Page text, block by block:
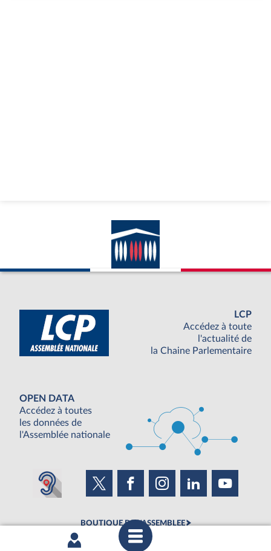
LCP
Accédez à toute
l'actualité de
la Chaine Parlementaire
OPEN DATA
Accédez à toutes
les données de
l'Assemblée nationale
BOUTIQUE DE L'ASSEMBLEE
UNE SEMAINE À L'ASSEMBLÉE